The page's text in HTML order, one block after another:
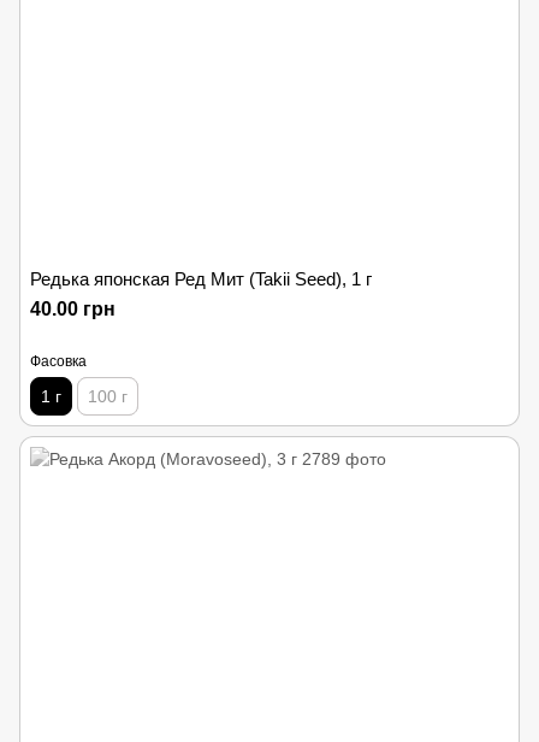
Редька японская Ред Мит (Takii Seed), 1 г
40.00 грн
Фасовка
1 г 100 г